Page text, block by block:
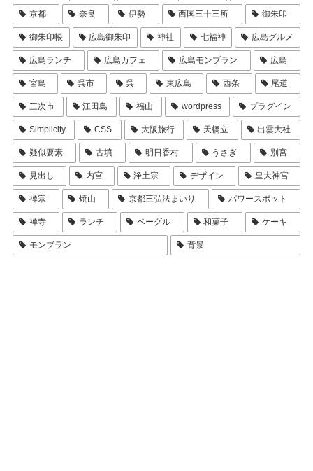
京都 奈良 伊勢 西国三十三所 御朱印
御朱印帳 広島御朱印 神社 七福神 広島グルメ
広島ランチ 広島カフェ 広島モンブラン 広島
宮島 呉市 呉 東広島 西条 尾道
三次市 江田島 福山 wordpress プラグイン
Simplicity CSS 大阪旅行 天橋立 出雲大社
疑似要素 古墳 明日香村 うさぎ 別宮
見出し 内宮 浄土宗 デザイン 皇大神宮
禅宗 焼山 京都三弘法まいり パワースポット
禅寺 ランチ ベーグル 和菓子 ケーキ
モンブラン 背景